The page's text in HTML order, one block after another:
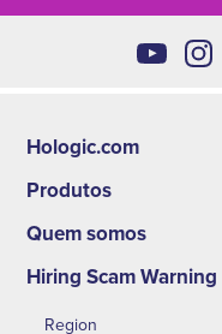
Hologic.com
Produtos
Quem somos
Hiring Scam Warning
Region